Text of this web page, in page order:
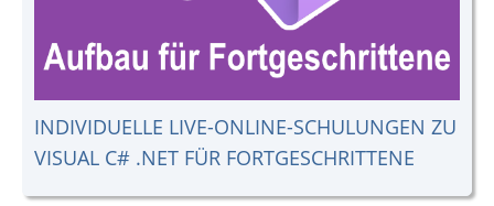
INDIVIDUELLE LIVE-ONLINE-SCHULUNGEN ZU
VISUAL C# .NET FÜR FORTGESCHRITTENE